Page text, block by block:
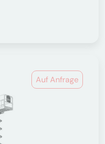
Auf Anfrage